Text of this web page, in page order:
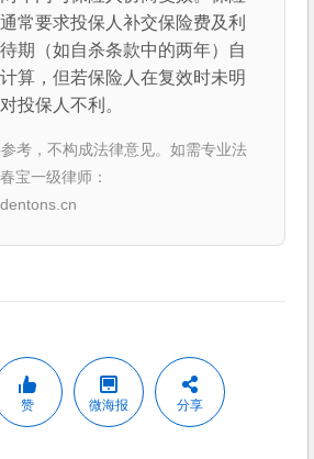
常要求投保人补交保险费及利
期（如自杀条款中的两年）自
算，但若保险人在复效时未明
投保人不利。
考，不构成法律意见。如需专业法
宝一级律师：
赞 微海报 分享